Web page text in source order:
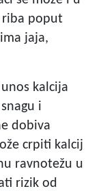
riba poput
jaja,
kalcija
i
dobiva
crpiti kalcij
ravnotežu u
rizik od